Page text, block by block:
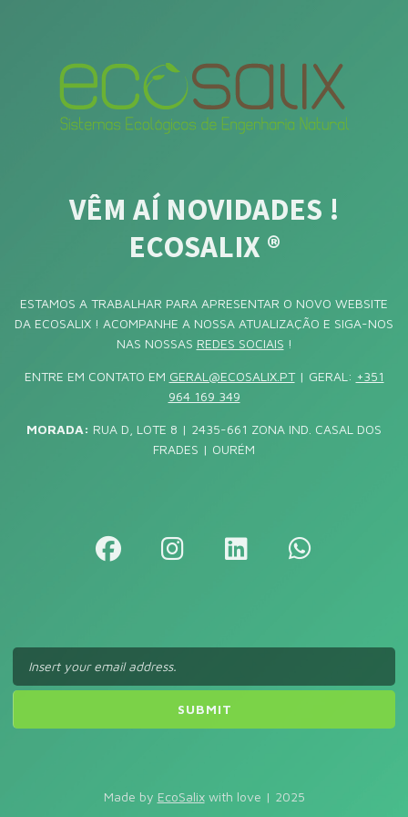
VÊM AÍ NOVIDADES !
ECOSALIX ®
ESTAMOS A TRABALHAR PARA APRESENTAR O NOVO WEBSITE
DA ECOSALIX ! ACOMPANHE A NOSSA ATUALIZAÇÃO E SIGA-NOS
NAS NOSSAS REDES SOCIAIS !
ENTRE EM CONTATO EM GERAL@ECOSALIX.PT| GERAL: +351
964 169 349
MORADA: RUA D, LOTE 8 | 2435-661 ZONA IND. CASAL DOS
FRADES | OURÉM
Made by EcoSalixwith love | 2025